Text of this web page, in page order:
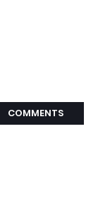
COMMENTS